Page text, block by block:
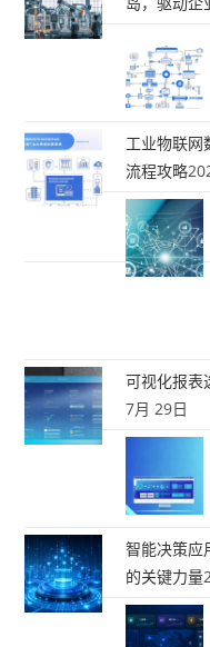
工业物联网
流程攻略
可视化报表
7月 29日
智能决策应
的关键力量